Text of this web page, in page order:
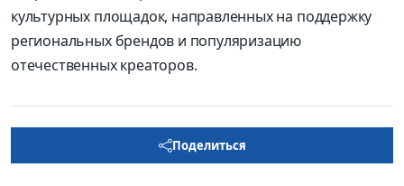
культурных площадок, направленных на поддержку
региональных брендов и популяризацию
отечественных креаторов.
Поделиться